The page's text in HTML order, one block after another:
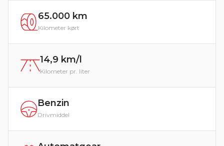
65.000 km
Kilometer kørt
14,9 km/l
Kilometer pr. liter
Benzin
Drivmiddel